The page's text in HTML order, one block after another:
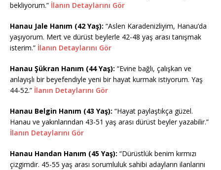
bekliyorum.” İlanın Detaylarını Gör
Hanau Jale Hanım (42 Yaş): “Aslen Karadenizliyim, Hanau’da
yaşıyorum. Mert ve dürüst beylerle 42-48 yaş arası tanışmak
isterim.” İlanın Detaylarını Gör
Hanau Şükran Hanım (44 Yaş): “Evine bağlı, çalışkan ve
anlayışlı bir beyefendiyle yeni bir hayat kurmak istiyorum. Yaş
44-52.” İlanın Detaylarını Gör
Hanau Belgin Hanım (43 Yaş): “Hayat paylaştıkça güzel.
Hanau ve yakınlarından 43-51 yaş arası dürüst beyler yazabilir.”
İlanın Detaylarını Gör
Hanau Handan Hanım (45 Yaş): “Dürüstlük benim kırmızı
çizgimdir. 45-55 yaş arası sorumluluk sahibi adayların ilanlarını